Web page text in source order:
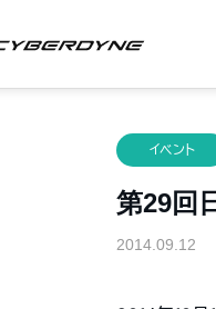
イベント
第29回
2014.09.12